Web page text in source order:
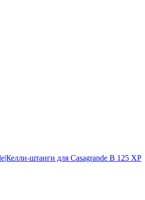
штанги для Casagrande B 125 XP